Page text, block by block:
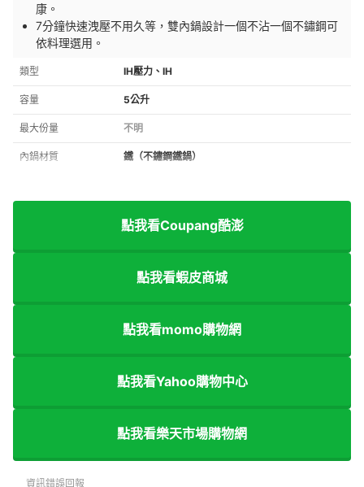
康。
7分鐘快速洩壓不用久等，雙內鍋設計一個不沾一個不鏽鋼可
依料理選用。
類型 IH壓力、IH
容量 5公升
最大份量 不明
內鍋材質 鐵（不鏽鋼鐵鍋）
點我看Coupang酷澎
點我看蝦皮商城
點我看momo購物網
點我看Yahoo購物中心
點我看樂天市場購物網
資訊錯誤回報